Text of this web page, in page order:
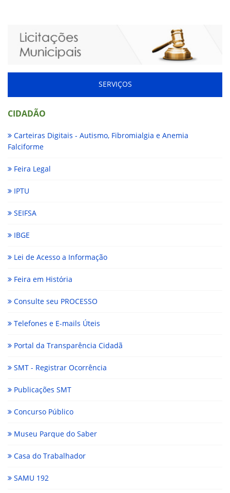
SERVIÇOS
CIDADÃO
Carteiras Digitais - Autismo, Fibromialgia e Anemia
Falciforme
Feira Legal
IPTU
SEIFSA
IBGE
Lei de Acesso a Informação
Feira em História
Consulte seu PROCESSO
Telefones e E-mails Úteis
Portal da Transparência Cidadã
SMT - Registrar Ocorrência
Publicações SMT
Concurso Público
Museu Parque do Saber
Casa do Trabalhador
SAMU 192